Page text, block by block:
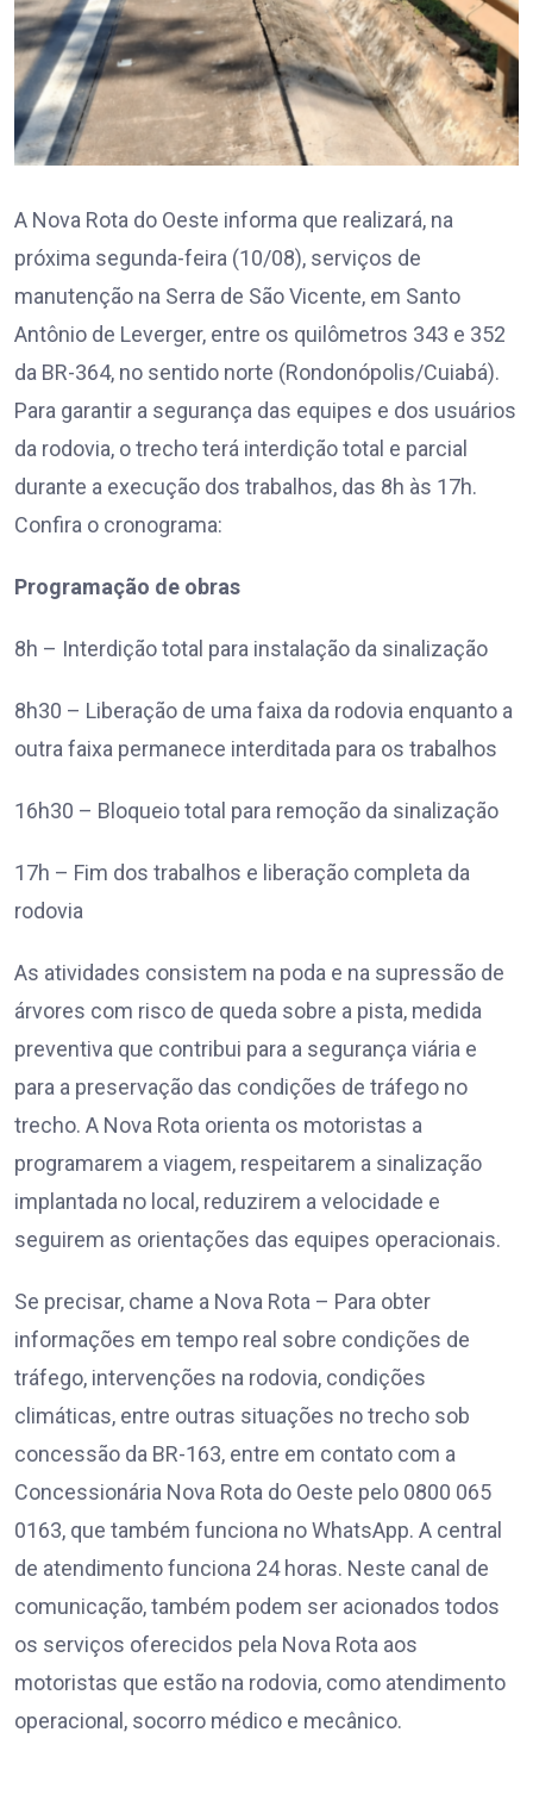
A Nova Rota do Oeste informa que realizará, na
próxima segunda-feira (10/08), serviços de
manutenção na Serra de São Vicente, em Santo
Antônio de Leverger, entre os quilômetros 343 e 352
da BR-364, no sentido norte (Rondonópolis/Cuiabá).
Para garantir a segurança das equipes e dos usuários
da rodovia, o trecho terá interdição total e parcial
durante a execução dos trabalhos, das 8h às 17h.
Confira o cronograma:
Programação de obras
8h – Interdição total para instalação da sinalização
8h30 – Liberação de uma faixa da rodovia enquanto a
outra faixa permanece interditada para os trabalhos
16h30 – Bloqueio total para remoção da sinalização
17h – Fim dos trabalhos e liberação completa da
rodovia
As atividades consistem na poda e na supressão de
árvores com risco de queda sobre a pista, medida
preventiva que contribui para a segurança viária e
para a preservação das condições de tráfego no
trecho. A Nova Rota orienta os motoristas a
programarem a viagem, respeitarem a sinalização
implantada no local, reduzirem a velocidade e
seguirem as orientações das equipes operacionais.
Se precisar, chame a Nova Rota – Para obter
informações em tempo real sobre condições de
tráfego, intervenções na rodovia, condições
climáticas, entre outras situações no trecho sob
concessão da BR-163, entre em contato com a
Concessionária Nova Rota do Oeste pelo 0800 065
0163, que também funciona no WhatsApp. A central
de atendimento funciona 24 horas. Neste canal de
comunicação, também podem ser acionados todos
os serviços oferecidos pela Nova Rota aos
motoristas que estão na rodovia, como atendimento
operacional, socorro médico e mecânico.